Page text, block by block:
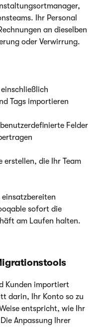
Ihr Personal
an dieselben
oder Verwirrung.
Tags importieren
Felder
erstellen, die Ihr Team
sofort die
am Laufen halten.
Kunden importiert
darin, Ihr Konto so zu
entspricht, wie Ihr
Anpassung Ihrer